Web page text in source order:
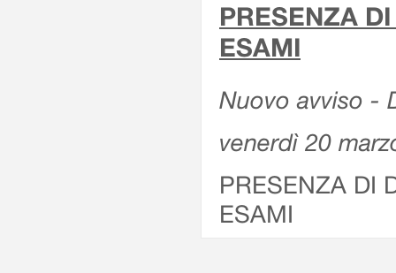
PRESENZA
ESAMI
Nuovo avviso -
venerdì 20
PRESENZA DI
ESAMI